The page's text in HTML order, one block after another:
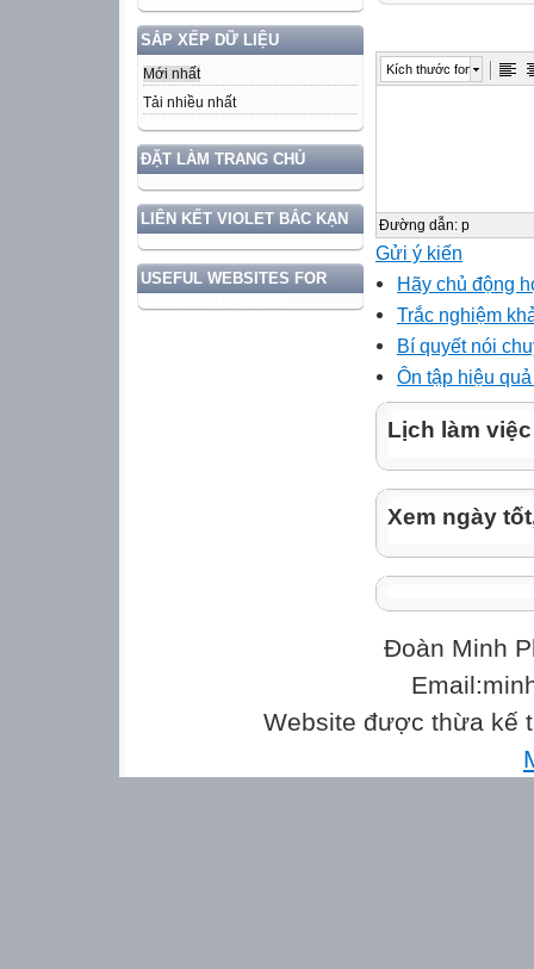
SẮP XẾP DỮ LIỆU
Mới nhất
Tải nhiều nhất
ĐẶT LÀM TRANG CHỦ
LIÊN KẾT VIOLET BẮC KẠN
USEFUL WEBSITES FOR
Kích thước font
Đường dẫn: p
Gửi ý kiến
Hãy chủ động
Trắc nghiệm
Bí quyết nói
Ôn tập hiệu
Lịch làm việc
Xem ngày
Đoàn Minh
Website được thừa kế